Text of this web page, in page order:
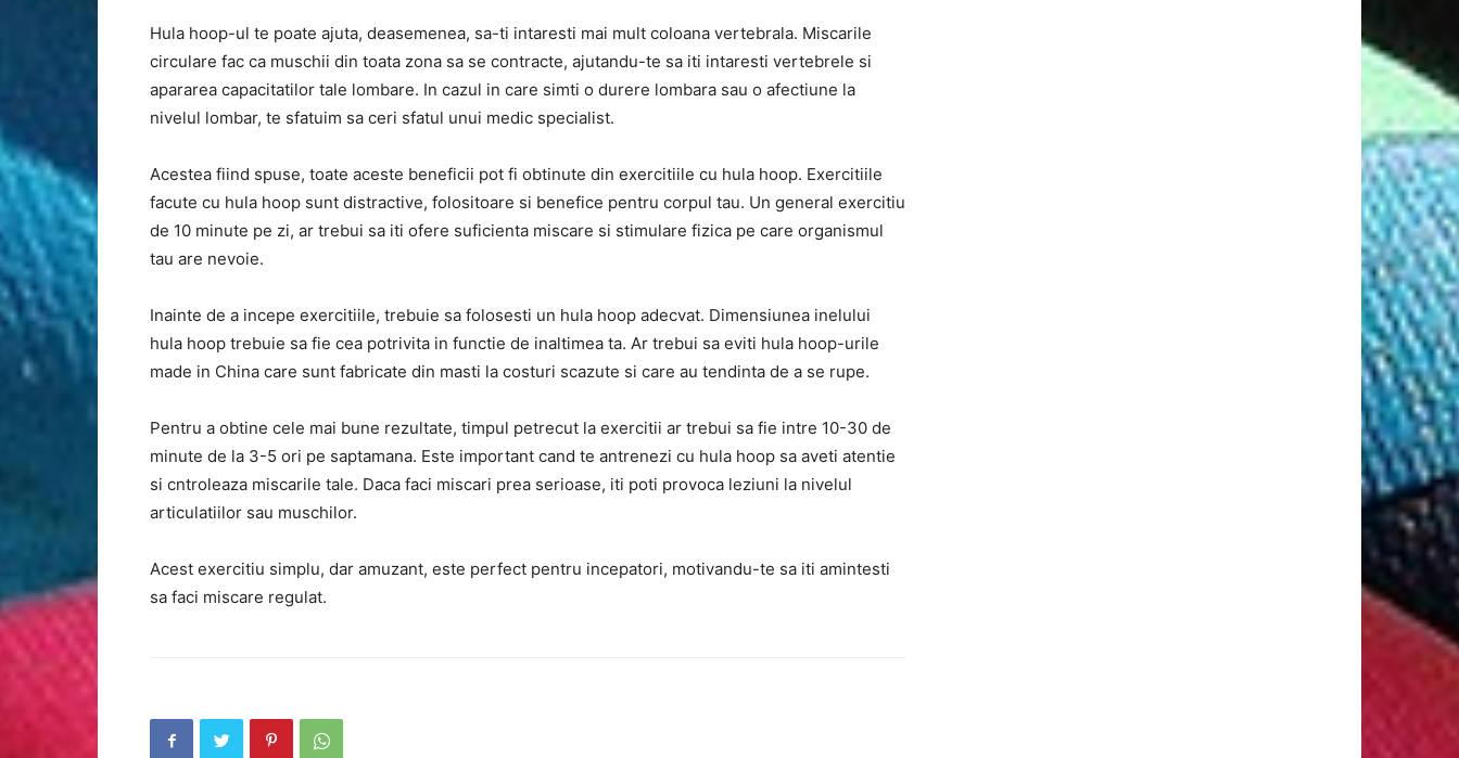
Hula hoop-ul te poate ajuta, deasemenea, sa-ti intaresti mai mult coloana vertebrala. Miscarile
circulare fac ca muschii din toata zona sa se contracte, ajutandu-te sa iti intaresti vertebrele si
apararea capacitatilor tale lombare. In cazul in care simti o durere lombara sau o afectiune la
nivelul lombar, te sfatuim sa ceri sfatul unui medic specialist.
Acestea fiind spuse, toate aceste beneficii pot fi obtinute din exercitiile cu hula hoop. Exercitiile
facute cu hula hoop sunt distractive, folositoare si benefice pentru corpul tau. Un general exercitiu
de 10 minute pe zi, ar trebui sa iti ofere suficienta miscare si stimulare fizica pe care organismul
tau are nevoie.
Inainte de a incepe exercitiile, trebuie sa folosesti un hula hoop adecvat. Dimensiunea inelului
hula hoop trebuie sa fie cea potrivita in functie de inaltimea ta. Ar trebui sa eviti hula hoop-urile
made in China care sunt fabricate din masti la costuri scazute si care au tendinta de a se rupe.
Pentru a obtine cele mai bune rezultate, timpul petrecut la exercitii ar trebui sa fie intre 10-30 de
minute de la 3-5 ori pe saptamana. Este important cand te antrenezi cu hula hoop sa aveti atentie
si cntroleaza miscarile tale. Daca faci miscari prea serioase, iti poti provoca leziuni la nivelul
articulatiilor sau muschilor.
Acest exercitiu simplu, dar amuzant, este perfect pentru incepatori, motivandu-te sa iti amintesti
sa faci miscare regulat.